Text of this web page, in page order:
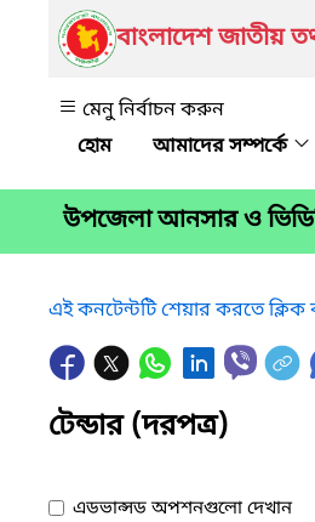
বাংলাদেশ জাতীয়
মেনু নির্বাচন করুন
আমাদের সম্পর্কে
উপজেলা আনসার ও
এই কনটেন্টটি শেয়ার করতে
টেন্ডার (দরপত্র)
এডভান্সড অপশনগুলো দেখান